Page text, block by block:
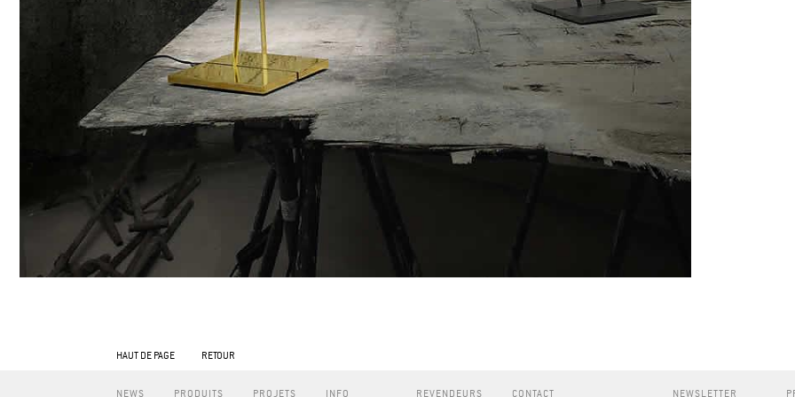
HAUT DE PAGE RETOUR
NEWS PRODUITS PROJETS INFO REVENDEURS CONTACT NEWSLETTER